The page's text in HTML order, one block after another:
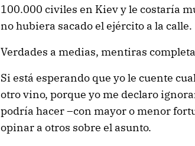
100.000 civiles en Kiev y le costaría
no hubiera sacado el ejército a la calle.
Verdades a medias, mentiras
Si está esperando que yo le cuente
otro vino, porque yo me declaro
podría hacer –con mayor o menor
opinar a otros sobre el asunto.